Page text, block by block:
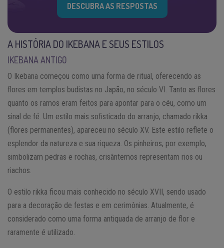
DESCUBRA AS RESPOSTAS
A HISTÓRIA DO IKEBANA E SEUS ESTILOS
IKEBANA ANTIGO
O Ikebana começou como uma forma de ritual, oferecendo as
flores em templos budistas no Japão, no século VI. Tanto as flores
quanto os ramos eram feitos para apontar para o céu, como um
sinal de fé. Um estilo mais sofisticado do arranjo, chamado rikka
(flores permanentes), apareceu no século XV. Este estilo reflete o
esplendor da natureza e sua riqueza. Os pinheiros, por exemplo,
simbolizam pedras e rochas, crisântemos representam rios ou
riachos.
O estilo rikka ficou mais conhecido no século XVII, sendo usado
para a decoração de festas e em cerimônias. Atualmente, é
considerado como uma forma antiquada de arranjo de flor e
raramente é utilizado.